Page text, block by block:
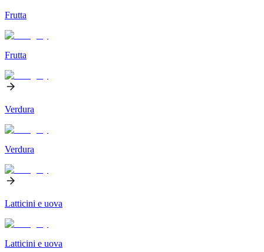
Frutta
Frutta
Verdura
Verdura
Latticini e uova
Latticini e uova